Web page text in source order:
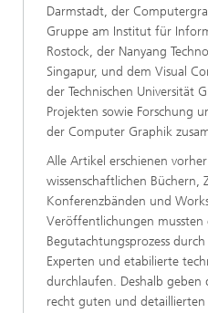
Darmstadt, der
Gruppe am Institut für
Rostock, der Nanyang
Singapur, und dem Visual
der Technischen Universität
Projekten sowie Forschung
der Computer Graphik
Alle Artikel erschienen
wissenschaftlichen Büchern,
Konferenzbänden und
Veröffentlichungen mussten
Begutachtungsprozess
Experten und etabilierte
durchlaufen. Deshalb geben
recht guten und